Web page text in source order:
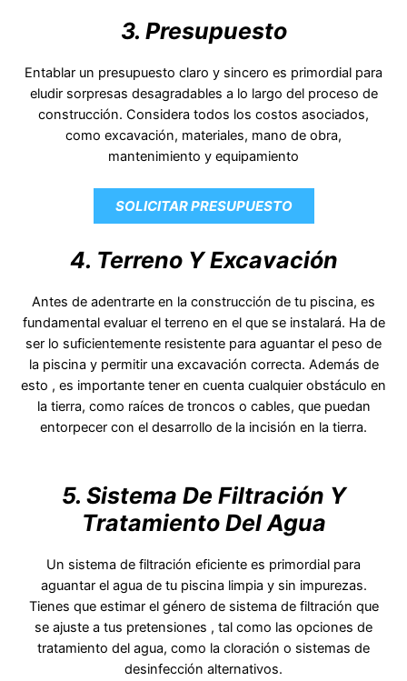
3. Presupuesto
Entablar un presupuesto claro y sincero es primordial para
eludir sorpresas desagradables a lo largo del proceso de
construcción. Considera todos los costos asociados,
como excavación, materiales, mano de obra,
mantenimiento y equipamiento
SOLICITAR PRESUPUESTO
4. Terreno Y Excavación
Antes de adentrarte en la construcción de tu piscina, es
fundamental evaluar el terreno en el que se instalará. Ha de
ser lo suficientemente resistente para aguantar el peso de
la piscina y permitir una excavación correcta. Además de
esto , es importante tener en cuenta cualquier obstáculo en
la tierra, como raíces de troncos o cables, que puedan
entorpecer con el desarrollo de la incisión en la tierra.
5. Sistema De Filtración Y
Tratamiento Del Agua
Un sistema de filtración eficiente es primordial para
aguantar el agua de tu piscina limpia y sin impurezas.
Tienes que estimar el género de sistema de filtración que
se ajuste a tus pretensiones , tal como las opciones de
tratamiento del agua, como la cloración o sistemas de
desinfección alternativos.